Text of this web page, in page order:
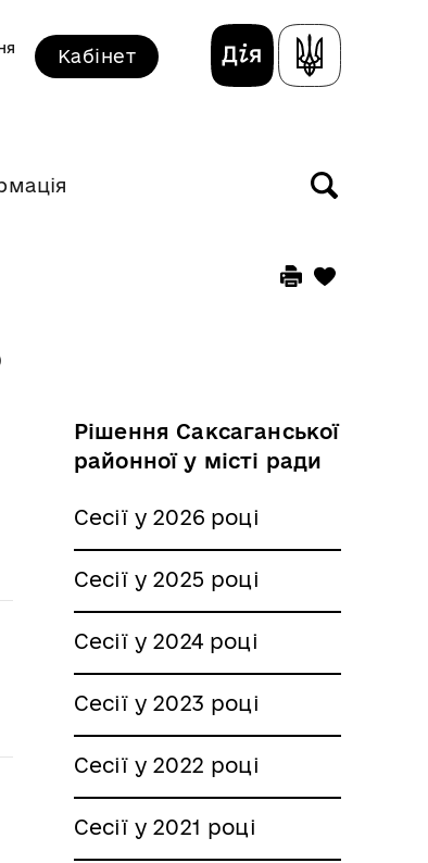
Кабінет
Рішення Саксаганської
районної у місті ради
Сесії у 2026 році
Сесії у 2025 році
Сесії у 2024 році
Сесії у 2023 році
Сесії у 2022 році
Сесії у 2021 році